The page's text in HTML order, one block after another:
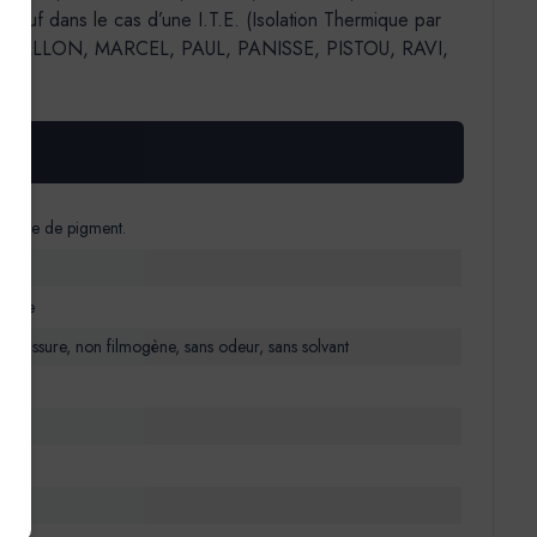
dans le cas d’une I.T.E. (Isolation Thermique par
MARCEL, PAUL, PANISSE, PISTOU, RAVI,
de pigment.
non filmogène, sans odeur, sans solvant